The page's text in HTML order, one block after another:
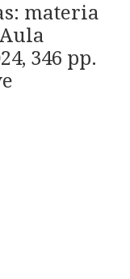
materia
346 pp.